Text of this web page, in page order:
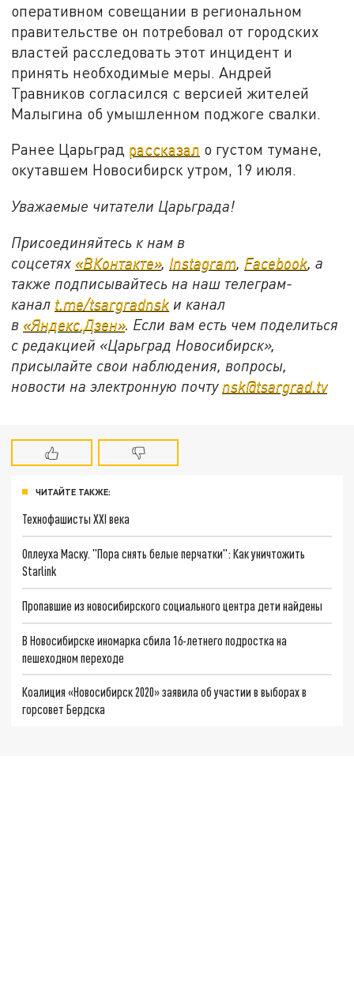
оперативном совещании в региональном
правительстве он потребовал от городских
властей расследовать этот инцидент и
принять необходимые меры. Андрей
Травников согласился с версией жителей
Малыгина об умышленном поджоге свалки.
Ранее Царьград рассказал о густом тумане,
окутавшем Новосибирск утром, 19 июля.
Уважаемые читатели Царьграда!
Присоединяйтесь к нам в
соцсетях «ВКонтакте», Instagram, Facebook, а
также подписывайтесь на наш телеграм-
канал t.me/tsargradnsk и канал
в «Яндекс.Дзен». Если вам есть чем поделиться
с редакцией «Царьград Новосибирск»,
присылайте свои наблюдения, вопросы,
новости на электронную почту nsk@tsargrad.tv
ЧИТАЙТЕ ТАКЖЕ:
Технофашисты XXI века
Оплеуха Маску. "Пора снять белые перчатки": Как уничтожить
Starlink
Пропавшие из новосибирского социального центра дети найдены
В Новосибирске иномарка сбила 16-летнего подростка на
пешеходном переходе
Коалиция «Новосибирск 2020» заявила об участии в выборах в
горсовет Бердска